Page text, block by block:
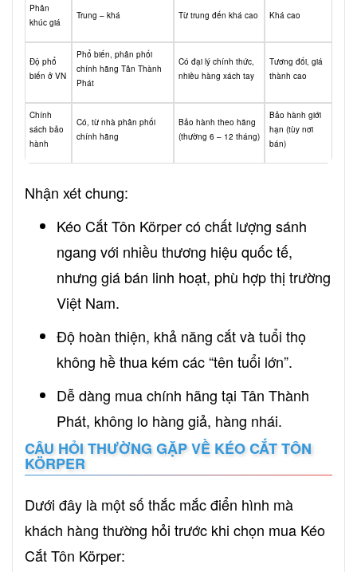
Phân
khúc giá
Trung – khá Từ trung đến khá cao Khá cao
Độ phổ
biến ở VN
Phổ biến, phân phối
chính hãng Tân Thành
Phát
Có đại lý chính thức,
nhiều hàng xách tay
Tương đối, giá
thành cao
Chính
sách bảo
hành
Có, từ nhà phân phối
chính hãng
Bảo hành theo hãng
(thường 6 – 12 tháng)
Bảo hành giới
hạn (tùy nơi
bán)
Nhận xét chung:
Kéo Cắt Tôn Körper có chất lượng sánh
ngang với nhiều thương hiệu quốc tế,
nhưng giá bán linh hoạt, phù hợp thị trường
Việt Nam.
Độ hoàn thiện, khả năng cắt và tuổi thọ
không hề thua kém các “tên tuổi lớn”.
Dễ dàng mua chính hãng tại Tân Thành
Phát, không lo hàng giả, hàng nhái.
CÂU HỎI THƯỜNG GẶP VỀ KÉO CẮT TÔN
KÖRPER
Dưới đây là một số thắc mắc điển hình mà
khách hàng thường hỏi trước khi chọn mua Kéo
Cắt Tôn Körper: